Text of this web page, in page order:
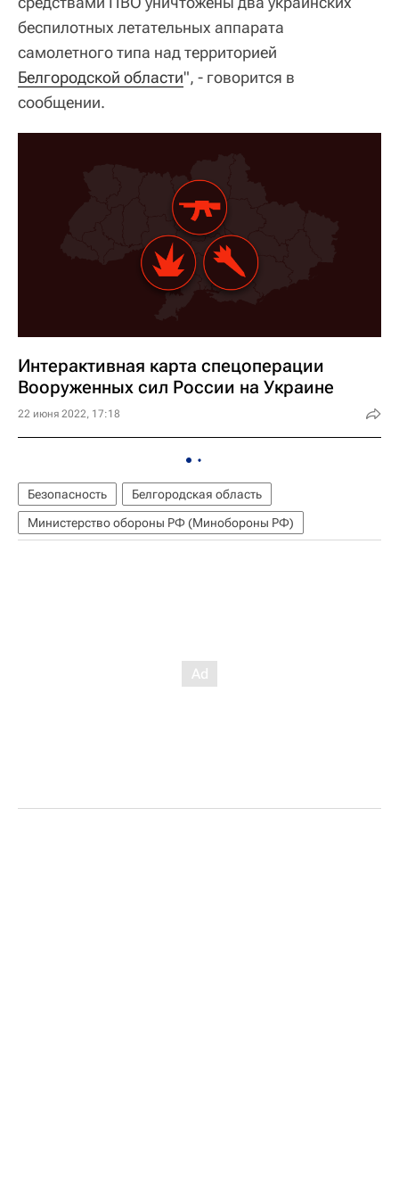
беспилотных летательных аппарата
самолетного типа над территорией
Белгородской области", - говорится в
сообщении.
Интерактивная карта спецоперации
Вооруженных сил России на Украине
22 июня 2022, 17:18
Безопасность
Белгородская область
Министерство обороны РФ (Минобороны РФ)